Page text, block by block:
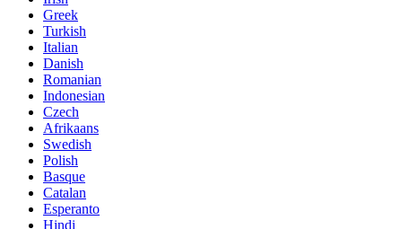
Greek
Turkish
Italian
Danish
Romanian
Indonesian
Czech
Afrikaans
Swedish
Polish
Basque
Catalan
Esperanto
Hindi